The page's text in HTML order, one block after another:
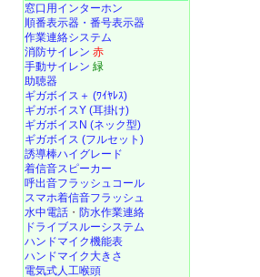
窓口用インターホン
順番表示器・番号表示器
作業連絡システム
消防サイレン 赤
手動サイレン 緑
助聴器
ギガボイス＋ (ﾜｲﾔﾚｽ)
ギガボイスY (耳掛け)
ギガボイスN (ネック型)
ギガボイス (フルセット)
誘導棒ハイグレード
着信音スピーカー
呼出音フラッシュコール
スマホ着信音フラッシュ
水中電話 ・ 防水作業連絡
ドライブスルーシステム
ハンドマイク機能表
ハンドマイク大きさ
電気式人工喉頭